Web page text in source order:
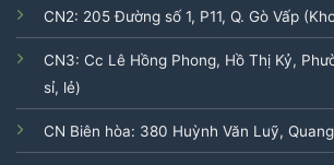
CN2: 205 Đường số 1, P11, Q. Gò Vấp
CN3: Cc Lê Hồng Phong, Hồ Thị Kỷ,
sỉ, lẻ)
CN Biên hòa: 380 Huỳnh Văn Luỹ,